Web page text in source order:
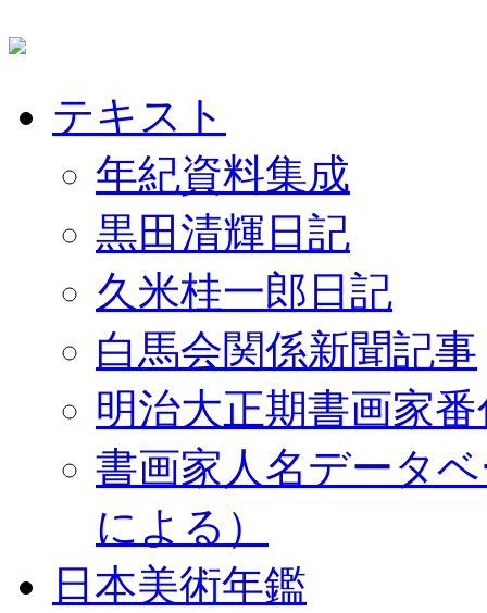
テキスト
年紀資料集成
黒田清輝日記
久米桂一郎日記
白馬会関係新聞記事
明治大正期書画家
書画家人名データ
による）
日本美術年鑑